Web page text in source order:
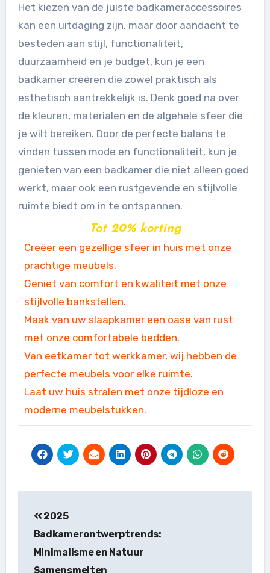
Het kiezen van de juiste badkameraccessoires
kan een uitdaging zijn, maar door aandacht te
besteden aan stijl, functionaliteit,
duurzaamheid en je budget, kun je een
badkamer creëren die zowel praktisch als
esthetisch aantrekkelijk is. Denk goed na over
de kleuren, materialen en de algehele sfeer die
je wilt bereiken. Door de perfecte balans te
vinden tussen mode en functionaliteit, kun je
genieten van een badkamer die niet alleen goed
werkt, maar ook een rustgevende en stijlvolle
ruimte biedt om in te ontspannen.
Tot 20% korting
Creëer een gezellige sfeer in huis met onze
prachtige meubels.
Geniet van comfort en kwaliteit met onze
stijlvolle bankstellen.
Maak van uw slaapkamer een oase van rust
met onze comfortabele bedden.
Van eetkamer tot werkkamer, wij hebben de
perfecte meubels voor elke ruimte.
Laat uw huis stralen met onze tijdloze en
moderne meubelstukken.
navigatie
2025
Badkamerontwerptrends:
Minimalisme en Natuur
Samensmelten